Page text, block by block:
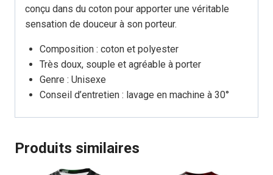
conçu dans du coton pour apporter une véritable
sensation de douceur à son porteur.
Composition : coton et polyester
Très doux, souple et agréable à porter
Genre : Unisexe
Conseil d’entretien : lavage en machine à 30°
Produits similaires